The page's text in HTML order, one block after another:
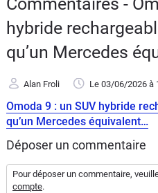
Essais
Guide
d'achat
Electriques
Flottes
Auto
hybride
qu’un Mercedes
Alan Froli Le 03/06/2026 à
Omoda 9 : un SUV hybride
qu’un Mercedes équivalent…
Déposer un commentaire
Pour déposer un commentaire,
compte.